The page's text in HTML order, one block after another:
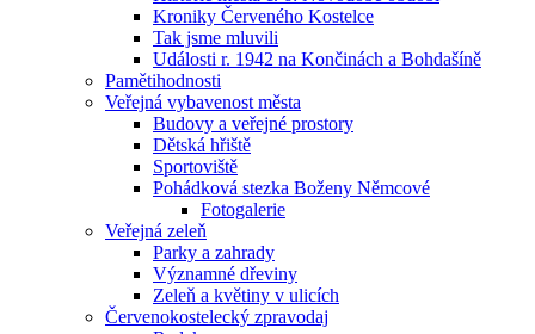
Kroniky Červeného Kostelce
Tak jsme mluvili
Události r. 1942 na Končinách a Bohdašíně
Pamětihodnosti
Veřejná vybavenost města
Budovy a veřejné prostory
Dětská hřiště
Sportoviště
Pohádková stezka Boženy Němcové
Fotogalerie
Veřejná zeleň
Parky a zahrady
Významné dřeviny
Zeleň a květiny v ulicích
Červenokostelecký zpravodaj